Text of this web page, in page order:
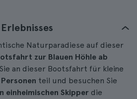
Naturparadiese auf dieser
zur Blauen Höhle ab
an dieser Bootsfahrt für kleine
Personen teil und besuchen Sie
einheimischen Skipper die